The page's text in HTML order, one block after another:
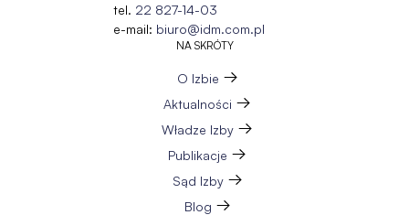
tel. 22 827-14-03
e-mail: biuro@idm.com.pl
NA SKRÓTY
O Izbie
Aktualności
Władze Izby
Publikacje
Sąd Izby
Blog